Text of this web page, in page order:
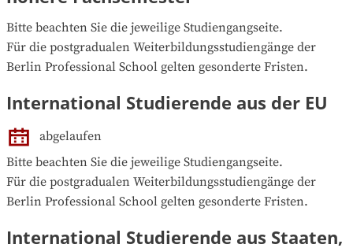
Bitte beachten Sie die jeweilige Studiengangseite.
Für die postgradualen Weiterbildungsstudiengänge der
Berlin Professional School gelten gesonderte Fristen.
International Studierende aus der EU
abgelaufen
Bitte beachten Sie die jeweilige Studiengangseite.
Für die postgradualen Weiterbildungsstudiengänge der
Berlin Professional School gelten gesonderte Fristen.
International Studierende aus Staaten,